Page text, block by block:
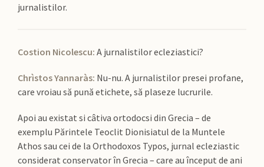
jurnalistilor.
Costion Nicolescu: A jurnalistilor ecleziastici?
Chrìstos Yannaràs: Nu-nu. A jurnalistilor presei profane,
care vroiau să pună etichete, să plaseze lucrurile.
Apoi au existat si câtiva ortodocsi din Grecia – de
exemplu Părintele Teoclit Dionisiatul de la Muntele
Athos sau cei de la Orthodoxos Typos, jurnal ecleziastic
considerat conservator în Grecia – care au început de ani